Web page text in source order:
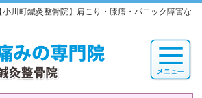
川町鍼灸整骨院】肩こり・膝痛・パニック障害な